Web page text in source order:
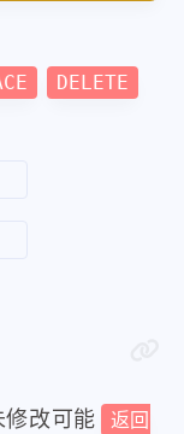
DELETE
修改可能
返回